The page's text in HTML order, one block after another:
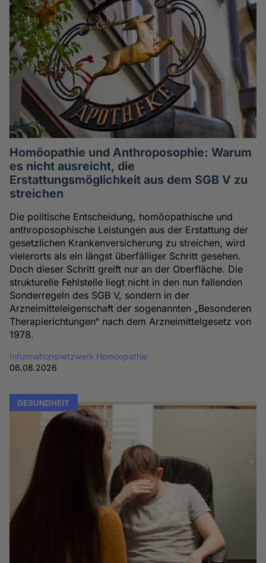
Homöopathie und Anthroposophie: Warum
es nicht ausreicht, die
Erstattungsmöglichkeit aus dem SGB V zu
streichen
Die politische Entscheidung, homöopathische und
anthroposophische Leistungen aus der Erstattung der
gesetzlichen Krankenversicherung zu streichen, wird
vielerorts als ein längst überfälliger Schritt gesehen.
Doch dieser Schritt greift nur an der Oberfläche. Die
strukturelle Fehlstelle liegt nicht in den nun fallenden
Sonderregeln des SGB V, sondern in der
Arzneimitteleigenschaft der sogenannten „Besonderen
Therapierichtungen“ nach dem Arzneimittelgesetz von
1978.
Informationsnetzwerk Homöopathie
06.08.2026
GESUNDHEIT